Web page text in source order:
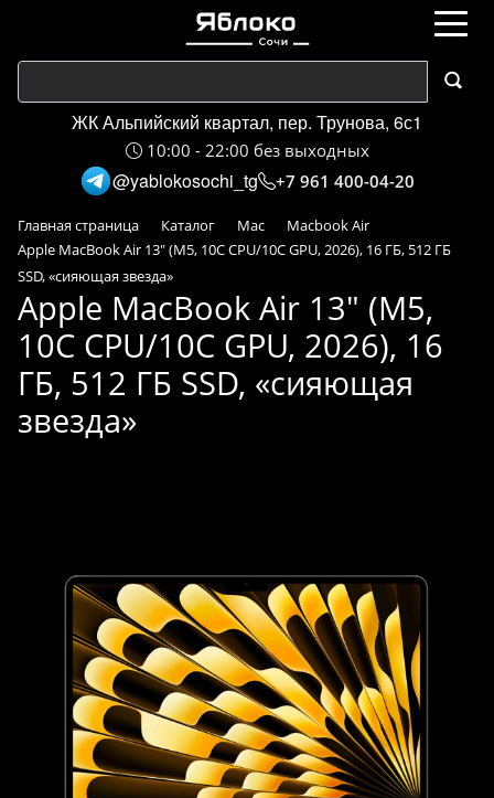
ЖК Альпийский квартал, пер. Трунова, 6с1
10:00 - 22:00 без выходных
@yablokosochi_tg +7 961 400-04-20
Главная страница Каталог Mac
Macbook Air
Apple MacBook Air 13" (M5, 10C CPU/10C GPU, 2026), 16 ГБ, 512 ГБ
SSD, «сияющая звезда»
Apple MacBook Air 13" (M5,
10C CPU/10C GPU, 2026), 16
ГБ, 512 ГБ SSD, «сияющая
звезда»